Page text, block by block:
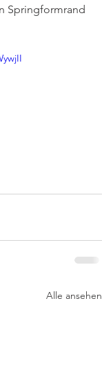
Springformrand
Alle ansehen